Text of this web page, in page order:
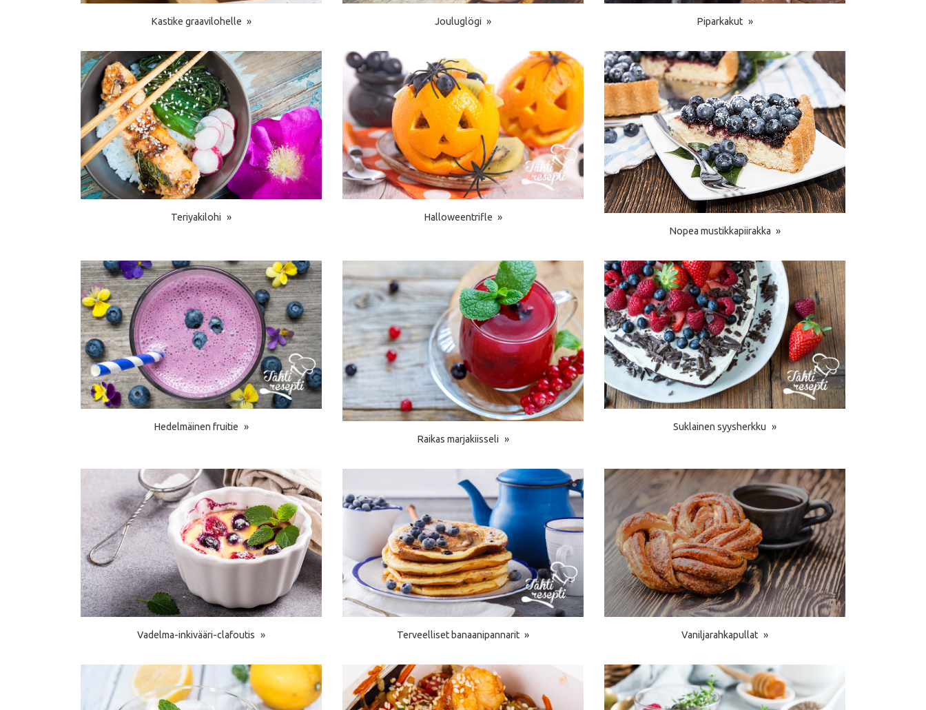
Kastike graavilohelle Jouluglögi Piparkakut
Teriyakilohi
Halloweentrifle
Nopea mustikkapiirakka
Hedelmäinen fruitie
Raikas marjakiisseli
Suklainen syysherkku
Vadelma-inkivääri-clafoutis Terveelliset banaanipannarit Vaniljarahkapullat